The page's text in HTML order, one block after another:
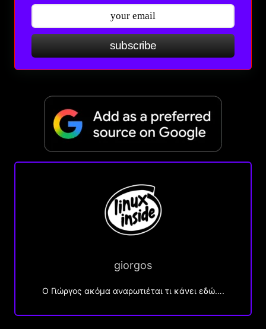
subscribe
giorgos
Ο Γιώργος ακόμα αναρωτιέται τι κάνει εδώ….